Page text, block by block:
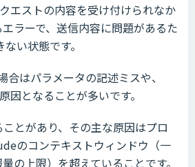
エストの内容を受け付けられなか
ラーで、送信内容に問題があるた
い状態です。
合はパラメータの記述ミスや、
因となることが多いです。
とがあり、その主な原因はプロ
のコンテキストウィンドウ（一
の上限）を超えていることです。